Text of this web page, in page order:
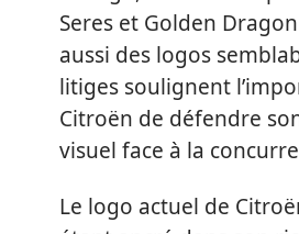
Seres et Golden
aussi des logos
litiges soulignent
Citroën de défendre
visuel face à la
Le logo actuel de